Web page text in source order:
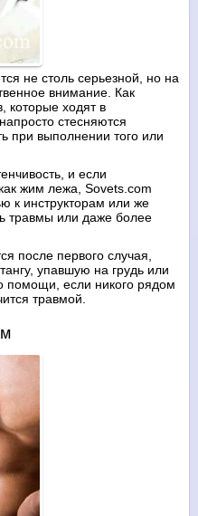
не столь серьезной, но на
внимание. Как
которые ходят в
стесняются
при выполнении того или
и если
жим лежа, Sovets.com
к инструкторам или же
травмы или даже более
после первого случая,
упавшую на грудь или
помощи, если никого рядом
травмой.